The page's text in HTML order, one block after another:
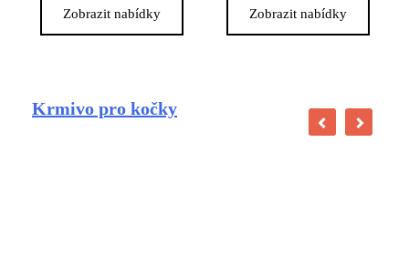
Zobrazit nabídky Zobrazit nabídky
Krmivo pro kočky